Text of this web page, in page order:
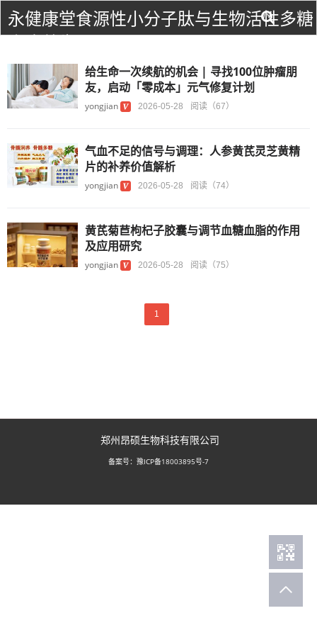
永健康堂食源性小分子肽与生物活性多糖
给生命一次续航的机会 | 寻找100位肿瘤朋
友，启动「零成本」元气修复计划
yongjian 2026-05-28 阅读（67）
气血不足的信号与调理：人参黄芪灵芝黄精
片的补养价值解析
yongjian 2026-05-28 阅读（74）
黄芪菊苣枸杞子胶囊与调节血糖血脂的作用
及应用研究
yongjian 2026-05-28 阅读（75）
1
郑州昂硕生物科技有限公司
备案号： 豫ICP备18003895号-7